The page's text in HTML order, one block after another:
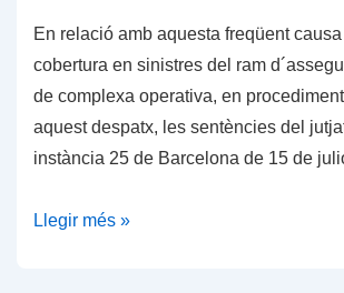
d
´assegurances
En relació amb aquesta freqüent
cobertura en sinistres del ram
de complexa operativa, en
aquest despatx, les sentències del
instància 25 de Barcelona de 15 de
Assegurança
Llegir més »